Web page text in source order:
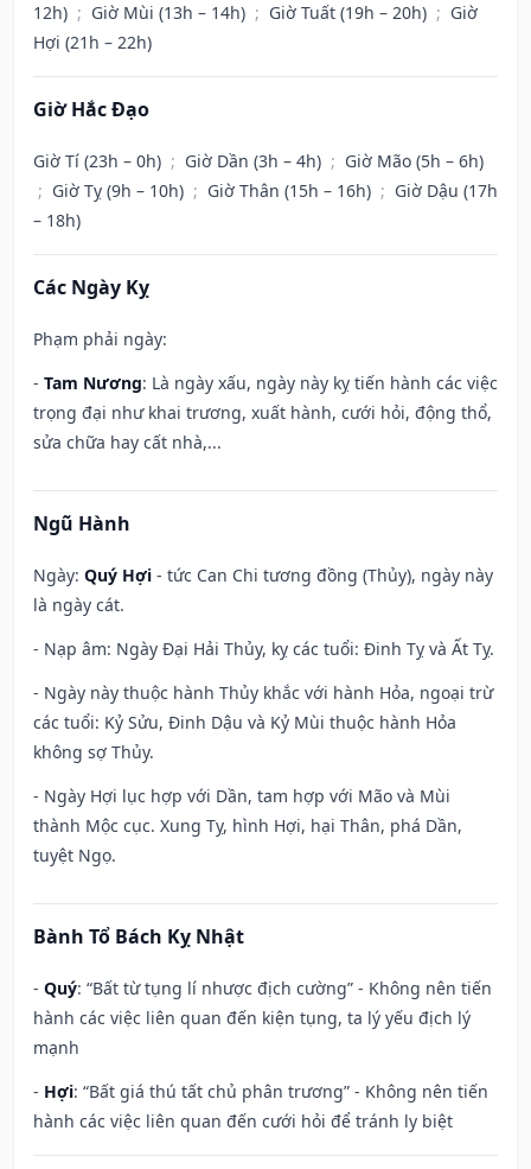
12h) ; Giờ Mùi (13h – 14h) ; Giờ Tuất (19h – 20h) ; Giờ
Hợi (21h – 22h)
Giờ Hắc Đạo
Giờ Tí (23h – 0h) ; Giờ Dần (3h – 4h) ; Giờ Mão (5h – 6h)
; Giờ Tỵ (9h – 10h) ; Giờ Thân (15h – 16h) ; Giờ Dậu (17h
– 18h)
Các Ngày Kỵ
Phạm phải ngày:
- Tam Nương: Là ngày xấu, ngày này kỵ tiến hành các việc
trọng đại như khai trương, xuất hành, cưới hỏi, động thổ,
sửa chữa hay cất nhà,...
Ngũ Hành
Ngày: Quý Hợi - tức Can Chi tương đồng (Thủy), ngày này
là ngày cát.
- Nạp âm: Ngày Đại Hải Thủy, kỵ các tuổi: Đinh Tỵ và Ất Tỵ.
- Ngày này thuộc hành Thủy khắc với hành Hỏa, ngoại trừ
các tuổi: Kỷ Sửu, Đinh Dậu và Kỷ Mùi thuộc hành Hỏa
không sợ Thủy.
- Ngày Hợi lục hợp với Dần, tam hợp với Mão và Mùi
thành Mộc cục. Xung Tỵ, hình Hợi, hại Thân, phá Dần,
tuyệt Ngọ.
Bành Tổ Bách Kỵ Nhật
- Quý: “Bất từ tụng lí nhược địch cường” - Không nên tiến
hành các việc liên quan đến kiện tụng, ta lý yếu địch lý
mạnh
- Hợi: “Bất giá thú tất chủ phân trương” - Không nên tiến
hành các việc liên quan đến cưới hỏi để tránh ly biệt